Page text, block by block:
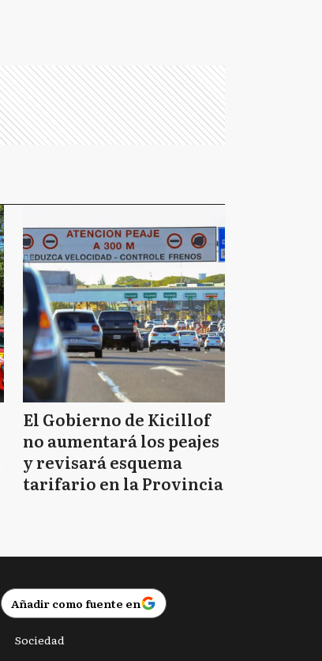
El Gobierno de Kicillof
no aumentará los peajes
y revisará esquema
tarifario en la Provincia
Añadir como fuente en
Sociedad